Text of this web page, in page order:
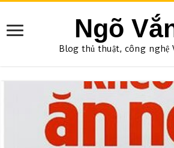
Ngõ
Blog thủ thuật, công nghệ